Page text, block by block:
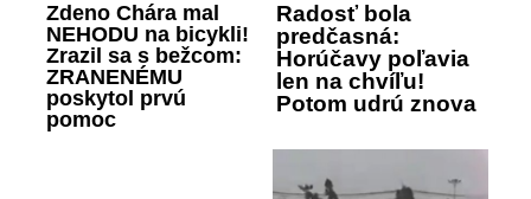
Zdeno Chára mal
NEHODU na bicykli!
Zrazil sa s bežcom:
ZRANENÉMU
poskytol prvú
pomoc
Radosť bola
predčasná:
Horúčavy poľavia
len na chvíľu!
Potom udrú znova